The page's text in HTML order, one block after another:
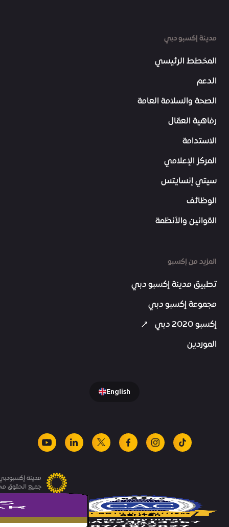
مدينة إكسبو دبي
المخطط الرئيسي
الدعم
الصحة والسلامة العامة
رفاهية العمّال
الاستدامة
المركز الإعلامي
سيتي إنسايتس
الوظائف
القوانين والأنظمة
المزيد من إكسبو
تطبيق مدينة إكسبو دبي
مجموعة إكسبو دبي
إكسبو 2020 دبي
الموردين
English
tiktok
instagram
facebook
x
linkedin
youtube
مدينة
جميع الحقوق